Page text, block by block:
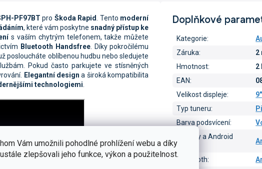
Vám umožnili pohodlné prohlížení webu a díky
zlepšovali jeho funkce, výkon a použitelnost.
PF97BTpro Škoda Rapid. Tento moderní
, které vám poskytne snadný přístup ke
s vaším chytrým telefonem, takže můžete
Bluetooth Handsfree. Díky pokročilému
posloucháte oblíbenou hudbu nebo sledujete
Pokud často parkujete ve stísněných
Elegantní design a široká kompatibilita
technologiemi.
Doplňkové
Kategorie:
Záruka:
2
Hmotnost:
2
EAN:
Velikost displeje:
9"
Typ tuneru:
Barva podsvícení:
CarPlay a Android
Auto
Bluetooth: